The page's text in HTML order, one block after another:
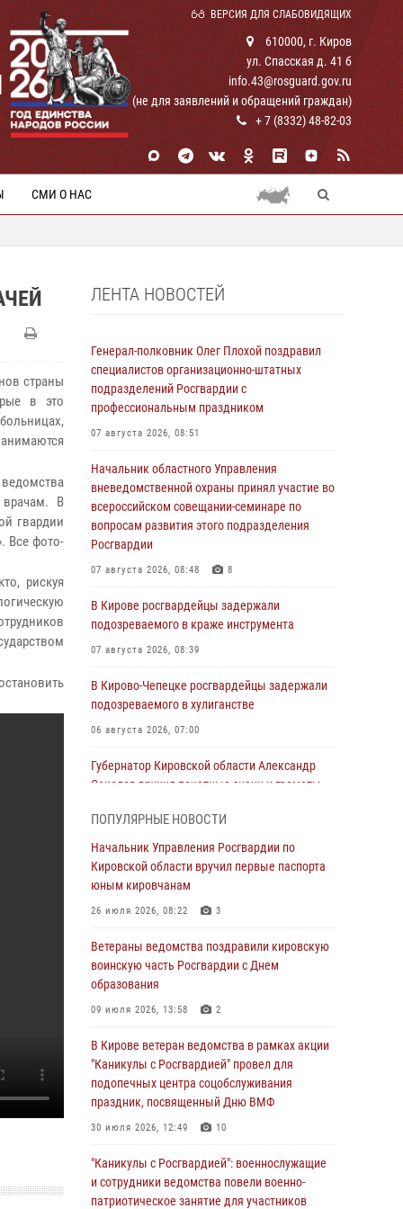
ВЕРСИЯ ДЛЯ СЛАБОВИДЯЩИХ
610000, г. Киров
ул. Спасская д. 41 б
info.43@rosguard.gov.ru
(не для заявлений и обращений граждан)
+ 7 (8332) 48-82-03
СМИ О НАС
страны
в это
врачам. В
гвардии
Все фото-
рискуя
ЛЕНТА НОВОСТЕЙ
Генерал-полковник Олег Плохой поздравил
специалистов организационно-штатных
подразделений Росгвардии с
профессиональным праздником
07 августа 2026, 08:51
Начальник областного Управления
вневедомственной охраны принял участие во
всероссийском совещании-семинаре по
вопросам развития этого подразделения
Росгвардии
07 августа 2026, 08:48 8
В Кирове росгвардейцы задержали
подозреваемого в краже инструмента
07 августа 2026, 08:39
В Кирово-Чепецке росгвардейцы задержали
подозреваемого в хулиганстве
06 августа 2026, 07:00
Губернатор Кировской области Александр
Соколов вручил почетные знаки и грамоты
В Кирове росгвардейцы задержали
подозреваемую в сбыте поддельной купюры
04 августа 2026, 09:30
В Кирове росгвардейцы задержали
подозреваемого в грабеже
03 августа 2026, 09:01
ведомства приняли участие в митинге в
честь Дня воздушно-десантных войск
03 августа 2026, 08:45 8
В Кирове росгвардейцы задержали
02 августа 2026, 07:00
1 августа – День дежурной службы войск
ПОПУЛЯРНЫЕ НОВОСТИ
Начальник Управления Росгвардии по
Кировской области вручил первые паспорта
юным кировчанам
26 июля 2026, 08:22 3
Ветераны ведомства поздравили кировскую
воинскую часть Росгвардии с Днем
образования
09 июля 2026, 13:58 2
В Кирове ветеран ведомства в рамках акции
"Каникулы с Росгвардией" провел для
подопечных центра соцобслуживания
праздник, посвященный Дню ВМФ
30 июля 2026, 12:49 10
"Каникулы с Росгвардией": военнослужащие
и сотрудники ведомства повели военно-
патриотическое занятие для участников